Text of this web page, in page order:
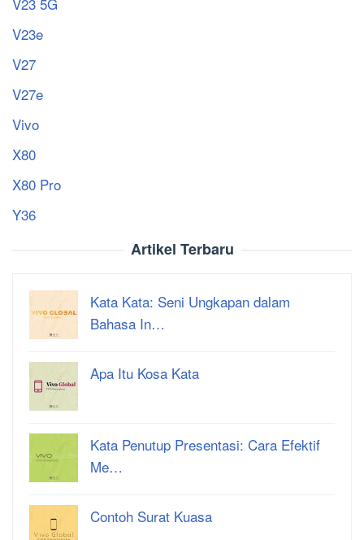
V23e
V27
V27e
Vivo
X80
X80 Pro
Y36
Artikel Terbaru
Kata Kata: Seni Ungkapan dalam
Bahasa In…
Apa Itu Kosa Kata
Kata Penutup Presentasi: Cara Efektif
Me…
Contoh Surat Kuasa